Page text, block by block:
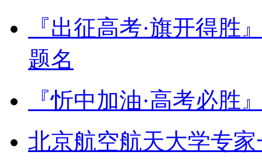
『出征高考·旗开得胜
题名
『忻中加油·高考必胜
北京航空航天大学专